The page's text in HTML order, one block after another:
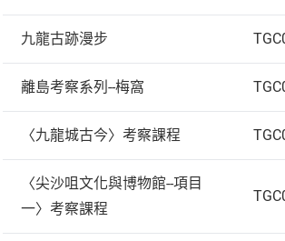
九龍古跡漫步
離島考察系列--梅窩
〈九龍城古今〉考察課程
〈尖沙咀文化與博物館--項目
一〉考察課程